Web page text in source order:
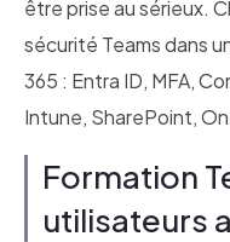
être prise au sérieux.
sécurité Teams dans
365 : Entra ID, MFA,
Intune, SharePoint,
Formation
utilisateurs